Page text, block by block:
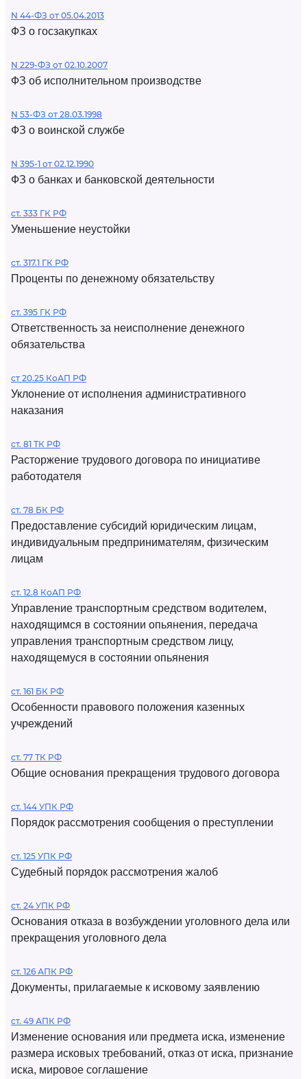
N 44-ФЗ от 05.04.2013
ФЗ о госзакупках
N 229-ФЗ от 02.10.2007
ФЗ об исполнительном производстве
N 53-ФЗ от 28.03.1998
ФЗ о воинской службе
N 395-1 от 02.12.1990
ФЗ о банках и банковской деятельности
ст. 333 ГК РФ
Уменьшение неустойки
ст. 317.1 ГК РФ
Проценты по денежному обязательству
ст. 395 ГК РФ
Ответственность за неисполнение денежного
обязательства
ст 20.25 КоАП РФ
Уклонение от исполнения административного
наказания
ст. 81 ТК РФ
Расторжение трудового договора по инициативе
работодателя
ст. 78 БК РФ
Предоставление субсидий юридическим лицам,
индивидуальным предпринимателям, физическим
лицам
ст. 12.8 КоАП РФ
Управление транспортным средством водителем,
находящимся в состоянии опьянения, передача
управления транспортным средством лицу,
находящемуся в состоянии опьянения
ст. 161 БК РФ
Особенности правового положения казенных
учреждений
ст. 77 ТК РФ
Общие основания прекращения трудового договора
ст. 144 УПК РФ
Порядок рассмотрения сообщения о преступлении
ст. 125 УПК РФ
Судебный порядок рассмотрения жалоб
ст. 24 УПК РФ
Основания отказа в возбуждении уголовного дела или
прекращения уголовного дела
ст. 126 АПК РФ
Документы, прилагаемые к исковому заявлению
ст. 49 АПК РФ
Изменение основания или предмета иска, изменение
размера исковых требований, отказ от иска, признание
иска, мировое соглашение